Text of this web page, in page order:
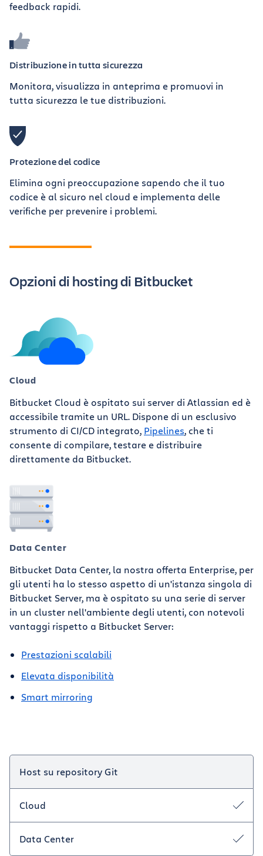
feedback rapidi.
Distribuzione in tutta sicurezza
Monitora, visualizza in anteprima e promuovi in
tutta sicurezza le tue distribuzioni.
Protezione del codice
Elimina ogni preoccupazione sapendo che il tuo
codice è al sicuro nel cloud e implementa delle
verifiche per prevenire i problemi.
Opzioni di hosting di Bitbucket
Cloud
Bitbucket Cloud è ospitato sui server di Atlassian ed è
accessibile tramite un URL. Dispone di un esclusivo
strumento di CI/CD integrato, Pipelines, che ti
consente di compilare, testare e distribuire
direttamente da Bitbucket.
Data Center
Bitbucket Data Center, la nostra offerta Enterprise, per
gli utenti ha lo stesso aspetto di un'istanza singola di
Bitbucket Server, ma è ospitato su una serie di server
in un cluster nell'ambiente degli utenti, con notevoli
vantaggi rispetto a Bitbucket Server:
Prestazioni scalabili
Elevata disponibilità
Smart mirroring
Host su repository Git
Cloud
Data Center